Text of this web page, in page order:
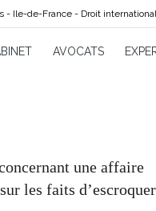
- Ile-de-France - Droit international
AVOCATS
une affaire
les faits